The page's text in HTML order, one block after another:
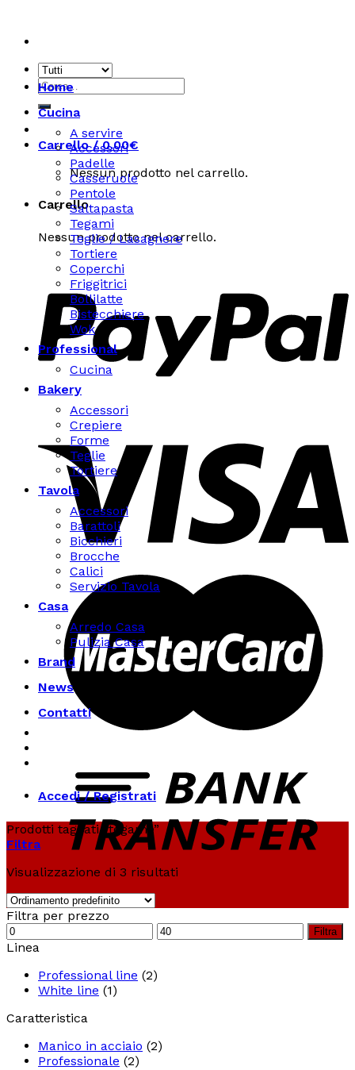
content
Cerca:
Carrello /0.00€
Nessun prodotto nel carrello.
Carrello
Nessun prodotto nel carrello.
Home
Cucina
A servire
Accessori
Padelle
Casseruole
Pentole
Saltapasta
Tegami
Teglie / Lasagnere
Tortiere
Coperchi
Friggitrici
Bollilatte
Bistecchiere
Wok
Professional
Cucina
Bakery
Accessori
Crepiere
Forme
Teglie
Tortiere
Tavola
Accessori
Barattoli
Bicchieri
Brocche
Calici
Servizio Tavola
Casa
Arredo Casa
Pulizia Casa
Brand
News
Contatti
Accedi / Registrati
Prodotti taggati “tegame”
Filtra
Visualizzazione di 3 risultati
Filtra per prezzo
Prezzo
Min
Prezzo
Max
Filtra
Linea
Professional line (2)
White line (1)
Caratteristica
Manico in acciaio (2)
Professionale (2)